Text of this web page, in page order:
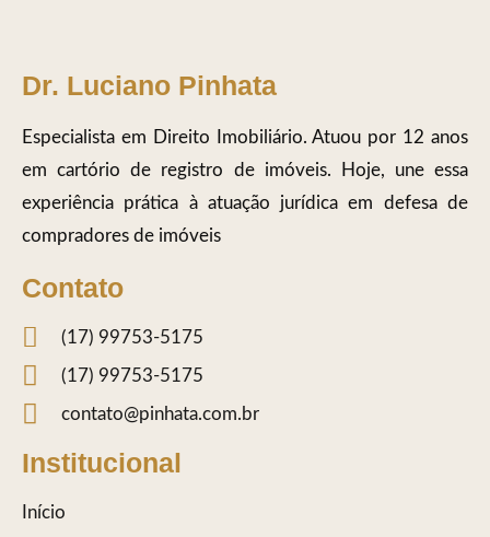
Dr. Luciano Pinhata
Especialista em Direito Imobiliário. Atuou por 12 anos
em cartório de registro de imóveis. Hoje, une essa
experiência prática à atuação jurídica em defesa de
compradores de imóveis
Contato
(17) 99753-5175
(17) 99753-5175
contato@pinhata.com.br
Institucional
Início